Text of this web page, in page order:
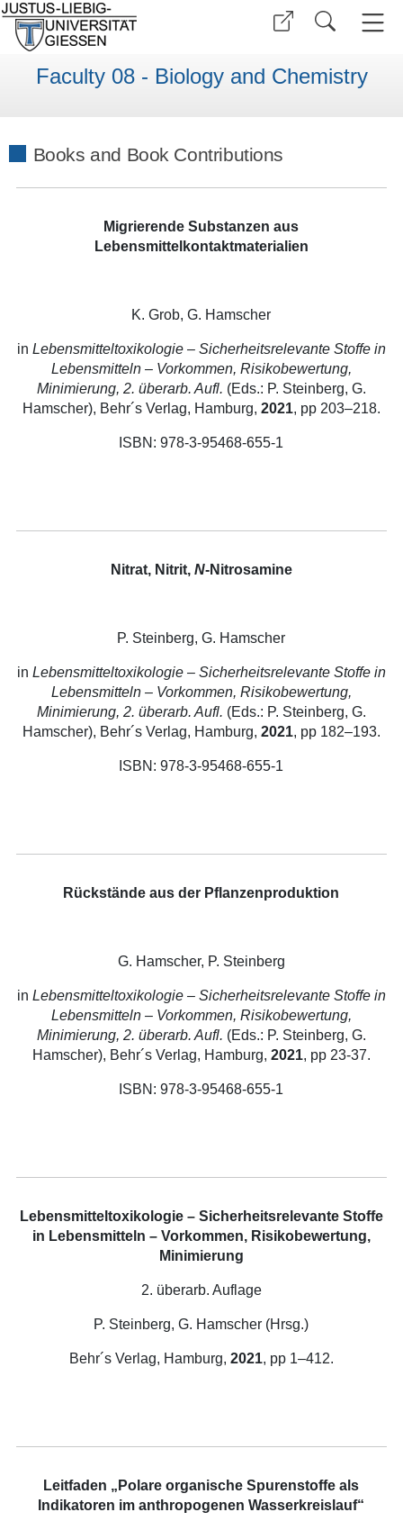
Faculty 08 - Biology and Chemistry
Books and Book Contributions
Migrierende Substanzen aus
Lebensmittelkontaktmaterialien
K. Grob, G. Hamscher
in Lebensmitteltoxikologie – Sicherheitsrelevante Stoffe in
Lebensmitteln – Vorkommen, Risikobewertung,
Minimierung, 2. überarb. Aufl. (Eds.: P. Steinberg, G.
Hamscher), Behr´s Verlag, Hamburg, 2021, pp 203–218.
ISBN: 978-3-95468-655-1
Nitrat, Nitrit, N-Nitrosamine
P. Steinberg, G. Hamscher
in Lebensmitteltoxikologie – Sicherheitsrelevante Stoffe in
Lebensmitteln – Vorkommen, Risikobewertung,
Minimierung, 2. überarb. Aufl. (Eds.: P. Steinberg, G.
Hamscher), Behr´s Verlag, Hamburg, 2021, pp 182–193.
ISBN: 978-3-95468-655-1
Rückstände aus der Pflanzenproduktion
G. Hamscher, P. Steinberg
in Lebensmitteltoxikologie – Sicherheitsrelevante Stoffe in
Lebensmitteln – Vorkommen, Risikobewertung,
Minimierung, 2. überarb. Aufl. (Eds.: P. Steinberg, G.
Hamscher), Behr´s Verlag, Hamburg, 2021, pp 23-37.
ISBN: 978-3-95468-655-1
Lebensmitteltoxikologie – Sicherheitsrelevante Stoffe
in Lebensmitteln – Vorkommen, Risikobewertung,
Minimierung
2. überarb. Auflage
P. Steinberg, G. Hamscher (Hrsg.)
Behr´s Verlag, Hamburg, 2021, pp 1–412.
Leitfaden „Polare organische Spurenstoffe als
Indikatoren im anthropogenen Wasserkreislauf“